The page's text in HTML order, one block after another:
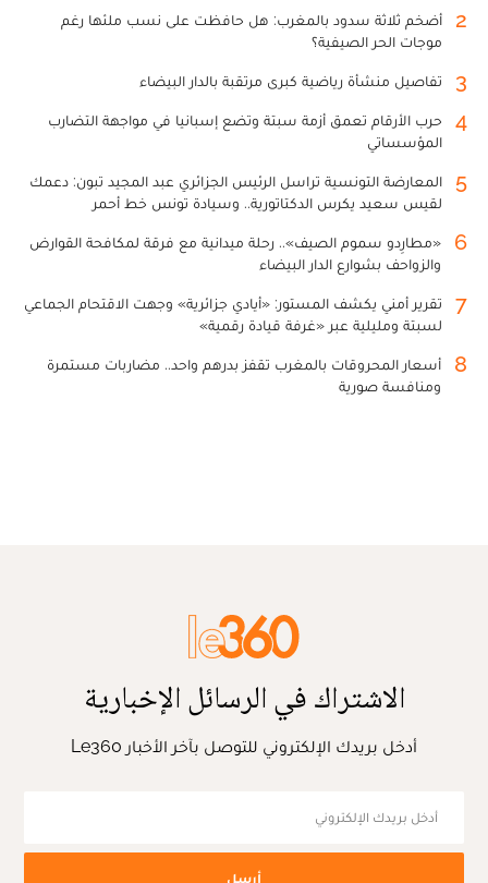
2
أضخم ثلاثة سدود بالمغرب: هل حافظت على نسب ملئها رغم
موجات الحر الصيفية؟
3 تفاصيل منشأة رياضية كبرى مرتقبة بالدار البيضاء
4
حرب الأرقام تعمق أزمة سبتة وتضع إسبانيا في مواجهة التضارب
المؤسساتي
5
المعارضة التونسية تراسل الرئيس الجزائري عبد المجيد تبون: دعمك
لقيس سعيد يكرس الدكتاتورية.. وسيادة تونس خط أحمر
6
«مطارِدو سموم الصيف».. رحلة ميدانية مع فرقة لمكافحة القوارض
والزواحف بشوارع الدار البيضاء
7
تقرير أمني يكشف المستور: «أيادي جزائرية» وجهت الاقتحام الجماعي
لسبتة ومليلية عبر «غرفة قيادة رقمية»
8
أسعار المحروقات بالمغرب تقفز بدرهم واحد.. مضاربات مستمرة
ومنافسة صورية
الاشتراك في الرسائل الإخبارية
أدخل بريدك الإلكتروني للتوصل بآخر الأخبار Le360
أرسل